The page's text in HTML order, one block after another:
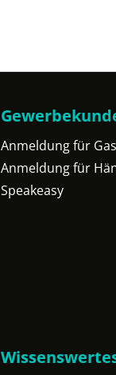
Anmeldung für
Anmeldung für
Speakeasy